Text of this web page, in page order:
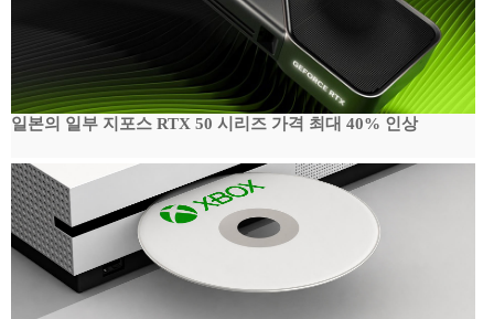
일본의 일부 지포스 RTX 50 시리즈 가격 최대 40% 인상